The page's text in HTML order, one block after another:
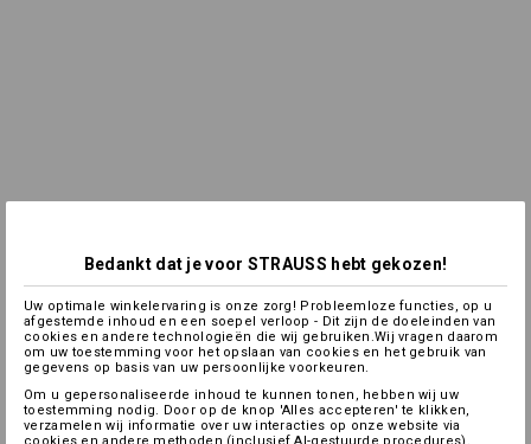
Bedankt dat je voor STRAUSS hebt gekozen!
Uw optimale winkelervaring is onze zorg! Probleemloze functies, op u
afgestemde inhoud en een soepel verloop - Dit zijn de doeleinden van
cookies en andere technologieën die wij gebruiken.Wij vragen daarom
om uw toestemming voor het opslaan van cookies en het gebruik van
gegevens op basis van uw persoonlijke voorkeuren.
Om u gepersonaliseerde inhoud te kunnen tonen, hebben wij uw
toestemming nodig. Door op de knop 'Alles accepteren' te klikken,
verzamelen wij informatie over uw interacties op onze website via
cookies en andere methoden (inclusief AI-gestuurde procedures),